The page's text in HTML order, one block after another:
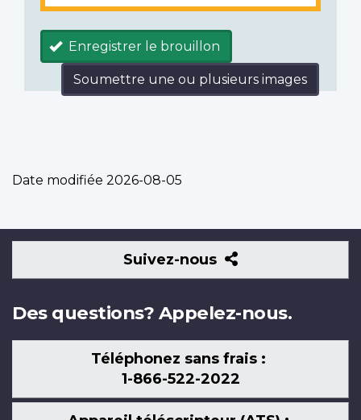
Enregistrer le brouillon
Soumettre une ou plusieurs images
Date modifiée 2026-08-05
Suivez-nous
Suivez-
nous
Des questions? Appelez-nous.
Téléphonez sans frais :
1-866-522-2022